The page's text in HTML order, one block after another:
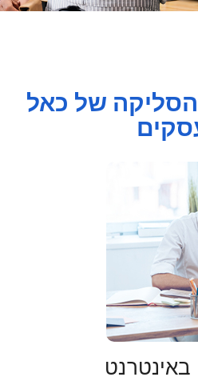
סליקה זה כאל
הסליקה של כאל